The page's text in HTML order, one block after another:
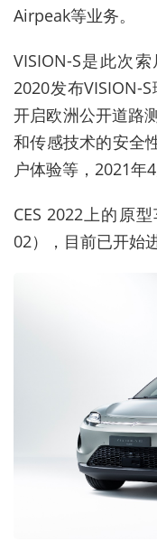
Airpeak等业务。
VISION-S是此次
2020发布VISION-
开启欧洲公开道路
和传感技术的安全
户体验等，2021年
CES 2022上的原
02），目前已开始